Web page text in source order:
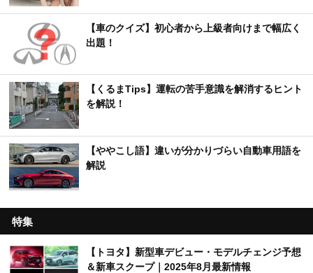
【車のクイズ】初心者から上級者向けまで幅広く
出題！
【くるまTips】運転の苦手意識を解消するヒント
を解説！
【ややこし語】違いが分かりづらい自動車用語を
解説
特集
【トヨタ】新型車デビュー・モデルチェンジ予想
＆新車スクープ｜2025年8月最新情報